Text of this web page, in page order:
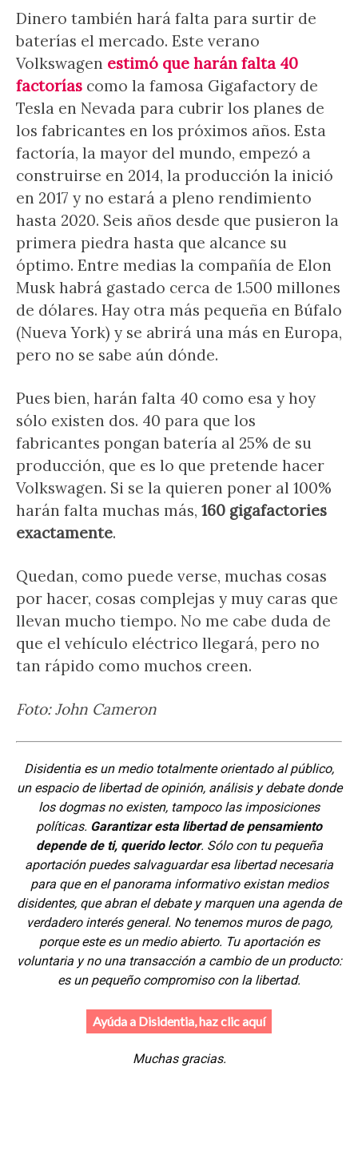
Dinero también hará falta para surtir de
baterías el mercado. Este verano
Volkswagen estimó que harán falta 40
factorías como la famosa Gigafactory de
Tesla en Nevada para cubrir los planes de
los fabricantes en los próximos años. Esta
factoría, la mayor del mundo, empezó a
construirse en 2014, la producción la inició
en 2017 y no estará a pleno rendimiento
hasta 2020. Seis años desde que pusieron la
primera piedra hasta que alcance su
óptimo. Entre medias la compañía de Elon
Musk habrá gastado cerca de 1.500 millones
de dólares. Hay otra más pequeña en Búfalo
(Nueva York) y se abrirá una más en Europa,
pero no se sabe aún dónde.
Pues bien, harán falta 40 como esa y hoy
sólo existen dos. 40 para que los
fabricantes pongan batería al 25% de su
producción, que es lo que pretende hacer
Volkswagen. Si se la quieren poner al 100%
harán falta muchas más, 160 gigafactories
exactamente.
Quedan, como puede verse, muchas cosas
por hacer, cosas complejas y muy caras que
llevan mucho tiempo. No me cabe duda de
que el vehículo eléctrico llegará, pero no
tan rápido como muchos creen.
Foto: John Cameron
Disidentia es un medio totalmente orientado al público,
un espacio de libertad de opinión, análisis y debate donde
los dogmas no existen, tampoco las imposiciones
políticas. Garantizar esta libertad de pensamiento
depende de ti, querido lector. Sólo con tu pequeña
aportación puedes salvaguardar esa libertad necesaria
para que en el panorama informativo existan medios
disidentes, que abran el debate y marquen una agenda de
verdadero interés general. No tenemos muros de pago,
porque este es un medio abierto. Tu aportación es
voluntaria y no una transacción a cambio de un producto:
es un pequeño compromiso con la libertad.
Ayúda a Disidentia, haz clic aquí
Muchas gracias.